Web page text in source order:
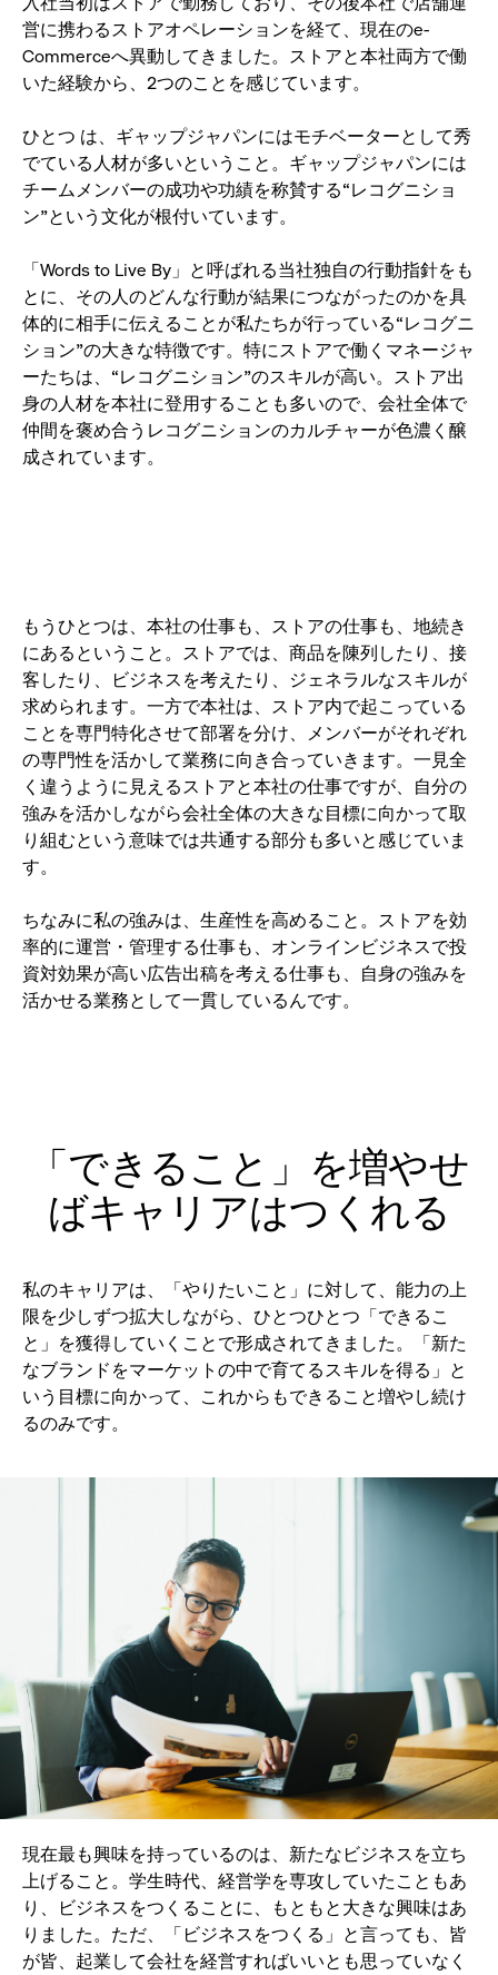
営に携わるストアオペレーションを経て、現在のe-
Commerceへ異動してきました。ストアと本社両方で働
いた経験から、2つのことを感じています。
ひとつ は、ギャップジャパンにはモチベーターとして秀
でている人材が多いということ。ギャップジャパンには
チームメンバーの成功や功績を称賛する“レコグニショ
ン”という文化が根付いています。
「Words to Live By」と呼ばれる当社独自の行動指針をも
とに、その人のどんな行動が結果につながったのかを具
体的に相手に伝えることが私たちが行っている“レコグニ
ション”の大きな特徴です。特にストアで働くマネージャ
ーたちは、“レコグニション”のスキルが高い。ストア出
身の人材を本社に登用することも多いので、会社全体で
仲間を褒め合うレコグニションのカルチャーが色濃く醸
成されています。
もうひとつは、本社の仕事も、ストアの仕事も、地続き
にあるということ。ストアでは、商品を陳列したり、接
客したり、ビジネスを考えたり、ジェネラルなスキルが
求められます。一方で本社は、ストア内で起こっている
ことを専門特化させて部署を分け、メンバーがそれぞれ
の専門性を活かして業務に向き合っていきます。一見全
く違うように見えるストアと本社の仕事ですが、自分の
強みを活かしながら会社全体の大きな目標に向かって取
り組むという意味では共通する部分も多いと感じていま
す。
ちなみに私の強みは、生産性を高めること。ストアを効
率的に運営・管理する仕事も、オンラインビジネスで投
資対効果が高い広告出稿を考える仕事も、自身の強みを
活かせる業務として一貫しているんです。
「できること」を増やせ
ばキャリアはつくれる
私のキャリアは、「やりたいこと」に対して、能力の上
限を少しずつ拡大しながら、ひとつひとつ「できるこ
と」を獲得していくことで形成されてきました。「新た
なブランドをマーケットの中で育てるスキルを得る」と
いう目標に向かって、これからもできること増やし続け
るのみです。
現在最も興味を持っているのは、新たなビジネスを立ち
上げること。学生時代、経営学を専攻していたこともあ
り、ビジネスをつくることに、もともと大きな興味はあ
りました。ただ、「ビジネスをつくる」と言っても、皆
が皆、起業して会社を経営すればいいとも思っていなく